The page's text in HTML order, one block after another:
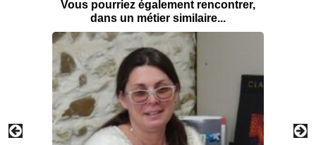
Vous pourriez également rencontrer,
dans un métier similaire...